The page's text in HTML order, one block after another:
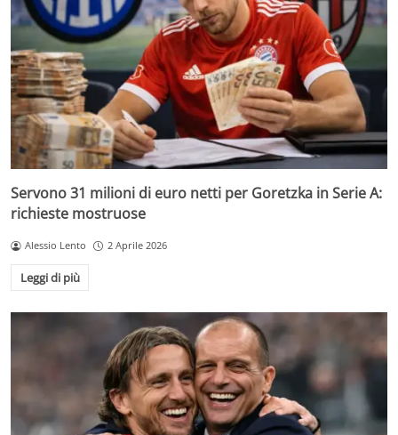
Servono 31 milioni di euro netti per Goretzka in Serie A:
richieste mostruose
Alessio Lento 2 Aprile 2026
Leggi di più